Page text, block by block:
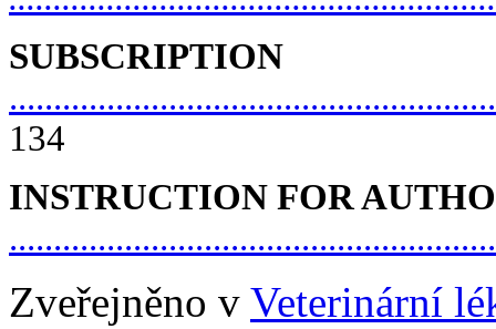
SUBSCRIPTION
134
INSTRUCTION FOR
Zveřejněno v Veterinární